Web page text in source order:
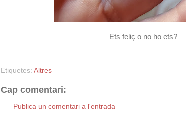
Ets feliç o no ho ets?
Etiquetes: Altres
Cap comentari:
Publica un comentari a l'entrada